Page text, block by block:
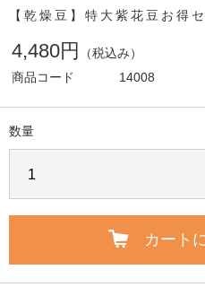
【乾燥豆】特大紫花豆お得
4,480円
（税込み）
商品コード
14008
数量
カート